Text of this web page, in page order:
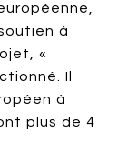
à
«
Il
à
plus de 4